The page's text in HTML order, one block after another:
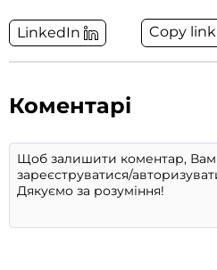
LinkedIn Copy link
Коментарі